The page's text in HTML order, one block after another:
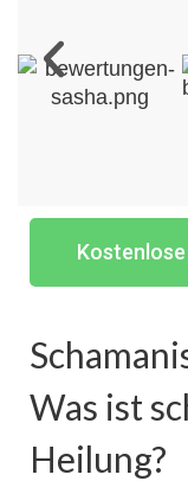
Was ist
Heilung?